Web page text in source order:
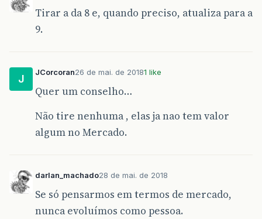
Tirar a da 8 e, quando preciso, atualiza para a
9.
J
JCorcoran26 de mai. de 20181 like
Quer um conselho…
Não tire nenhuma , elas ja nao tem valor
algum no Mercado.
darlan_machado28 de mai. de 2018
Se só pensarmos em termos de mercado,
nunca evoluímos como pessoa.